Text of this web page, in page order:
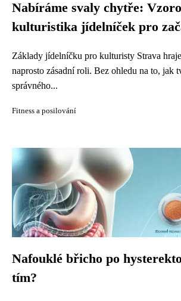
Nabíráme svaly chytře:
kulturistika jídelníček pro
Základy jídelníčku pro kulturisty Strava
naprosto zásadní roli. Bez ohledu na to, jak
správného...
Fitness a posilování
Nafouklé břicho po
tím?